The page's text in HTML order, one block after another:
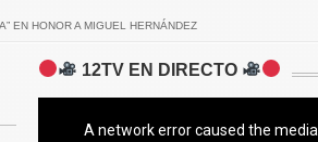
EN HONOR A MIGUEL HERNÁNDEZ
12TV EN DIRECTO
A network error caused the media